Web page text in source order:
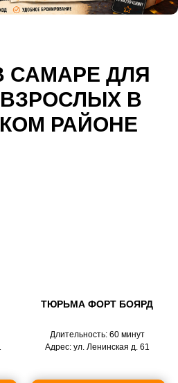
САМАРЕ ДЛЯ
В
РАЙОНЕ
ТЮРЬМА ФОРТ БОЯРД
Длительность: 60 минут
Адрес: ул. Ленинская д. 61